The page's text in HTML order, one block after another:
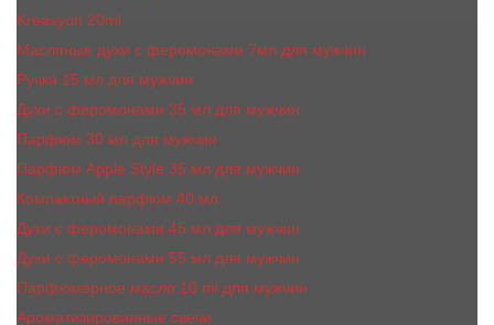
Kreasyon 20ml
Масляные духи c феромонами 7мл для мужчин
Ручка 15 мл для мужчин
Духи с феромонами 35 мл для мужчин
Парфюм 30 мл для мужчин
Парфюм Apple Style 35 мл для мужчин
Компактный парфюм 40 мл
Духи с феромонами 45 мл для мужчин
Духи с феромонами 55 мл для мужчин
Парфюмерное масло 10 ml для мужчин
Ароматизированные свечи